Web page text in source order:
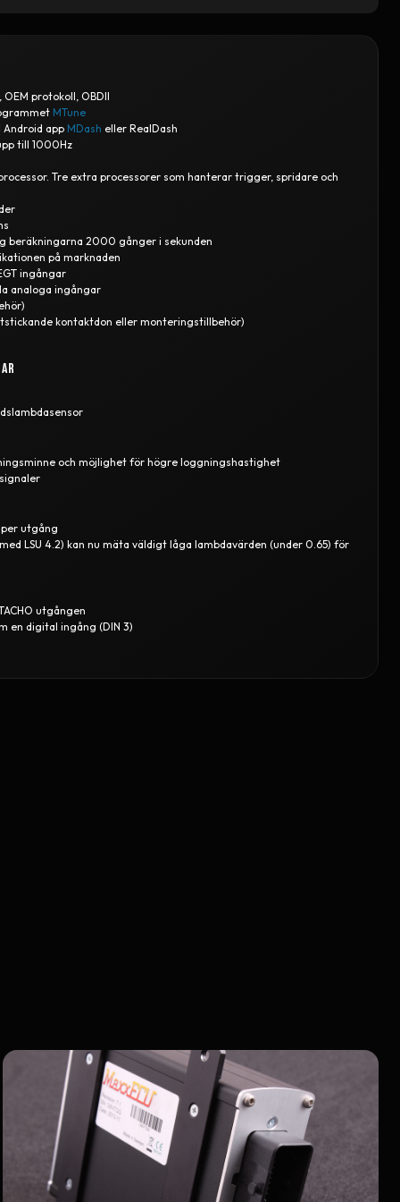
protokoll, OBDII
MTune
app MDash eller RealDash
till 1000Hz
Tre extra processorer som hanterar trigger, spridare och
beräkningarna 2000 gånger i sekunden
på marknaden
ingångar
analoga ingångar
kontaktdon eller monteringstillbehör)
och möjlighet för högre loggningshastighet
utgång
LSU 4.2) kan nu mäta väldigt låga lambdavärden (under 0.65) för
utgången
en digital ingång (DIN 3)